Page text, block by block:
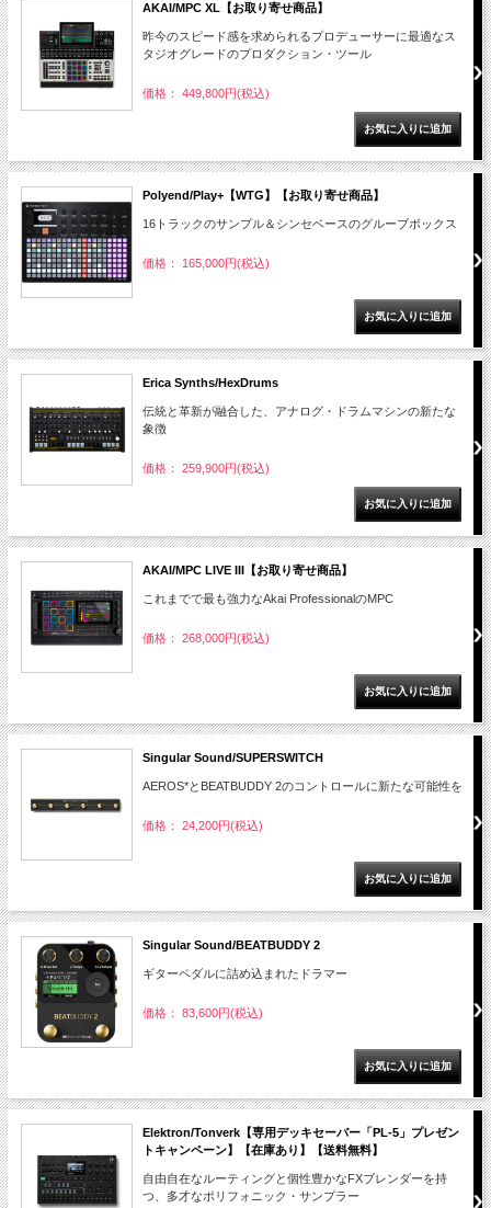
AKAI/MPC XL【お取り寄せ商品】
昨今のスピード感を求められるプロデューサーに最適なス
タジオグレードのプロダクション・ツール
価格： 449,800円(税込)
Polyend/Play+【WTG】【お取り寄せ商品】
16トラックのサンプル＆シンセベースのグルーブボックス
価格： 165,000円(税込)
Erica Synths/HexDrums
伝統と革新が融合した、アナログ・ドラムマシンの新たな
象徴
価格： 259,900円(税込)
AKAI/MPC LIVE III【お取り寄せ商品】
これまでで最も強力なAkai ProfessionalのMPC
価格： 268,000円(税込)
Singular Sound/SUPERSWITCH
AEROS*とBEATBUDDY 2のコントロールに新たな可能性を
価格： 24,200円(税込)
Singular Sound/BEATBUDDY 2
ギターペダルに詰め込まれたドラマー
価格： 83,600円(税込)
Elektron/Tonverk【専用デッキセーバー「PL-5」プレゼン
トキャンペーン】【在庫あり】【送料無料】
自由自在なルーティングと個性豊かなFXブレンダーを持
つ、多才なポリフォニック・サンプラー